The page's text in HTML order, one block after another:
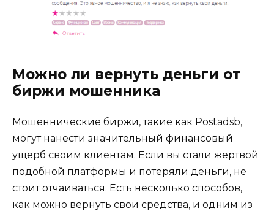
Можно ли вернуть деньги от
биржи мошенника
Мошеннические биржи, такие как Postadsb,
могут нанести значительный финансовый
ущерб своим клиентам. Если вы стали жертвой
подобной платформы и потеряли деньги, не
стоит отчаиваться. Есть несколько способов,
как можно вернуть свои средства, и одним из